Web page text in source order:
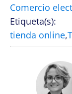
Comercio
Etiqueta(s):
tienda online,